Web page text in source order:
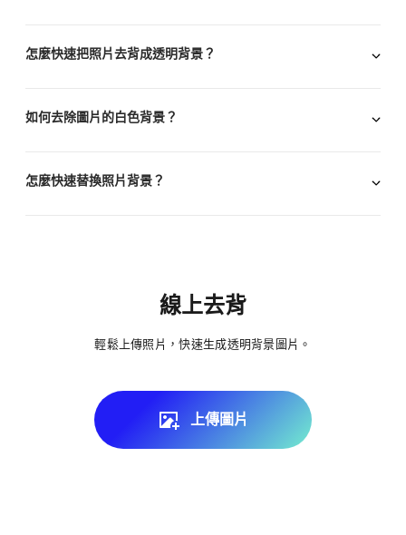
怎麼快速把照片去背成透明背景？
如何去除圖片的白色背景？
怎麼快速替換照片背景？
線上去背
輕鬆上傳照片，快速生成透明背景圖片。
上傳圖片